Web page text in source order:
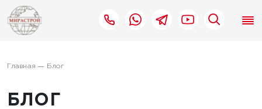
Главная Блог
БЛОГ